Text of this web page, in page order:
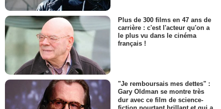
Plus de 300 films en 47 ans de
carrière : c'est l'acteur qu'on a
le plus vu dans le cinéma
français !
"Je remboursais mes dettes" :
Gary Oldman se montre très
dur avec ce film de science-